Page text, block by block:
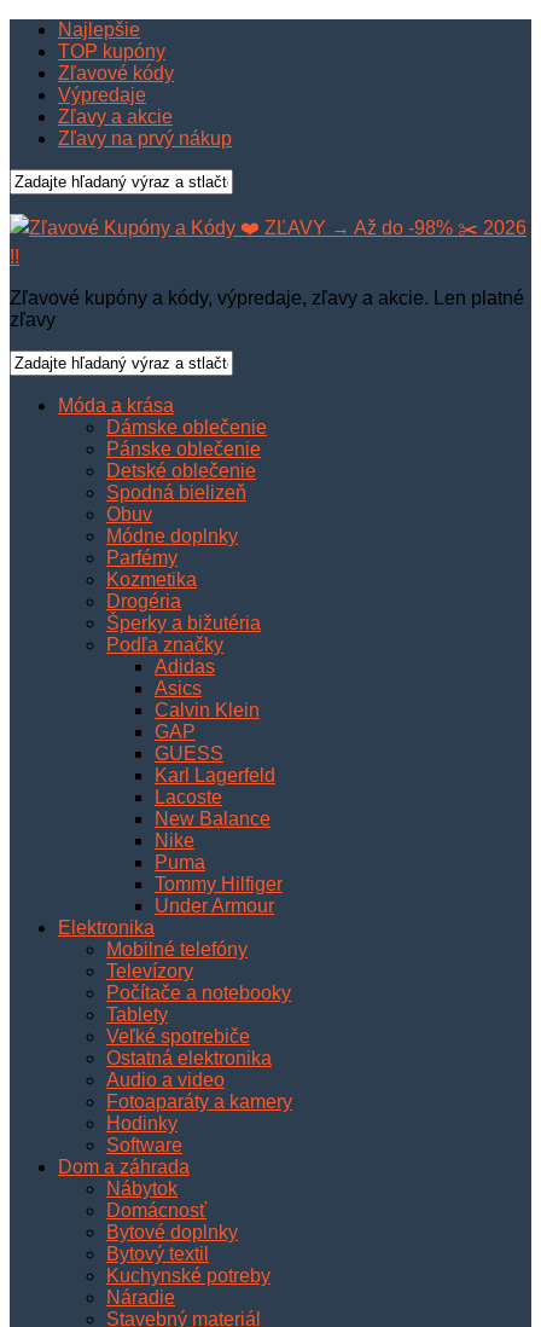
Najlepšie
TOP kupóny
Zľavové kódy
Výpredaje
Zľavy a akcie
Zľavy na prvý nákup
Zľavové kupóny a kódy, výpredaje, zľavy a akcie. Len platné
zľavy
Móda a krása
Dámske oblečenie
Pánske oblečenie
Detské oblečenie
Spodná bielizeň
Obuv
Módne doplnky
Parfémy
Kozmetika
Drogéria
Šperky a bižutéria
Podľa značky
Adidas
Asics
Calvin Klein
GAP
GUESS
Karl Lagerfeld
Lacoste
New Balance
Nike
Puma
Tommy Hilfiger
Under Armour
Elektronika
Mobilné telefóny
Televízory
Počítače a notebooky
Tablety
Veľké spotrebiče
Ostatná elektronika
Audio a video
Fotoaparáty a kamery
Hodinky
Software
Dom a záhrada
Nábytok
Domácnosť
Bytové doplnky
Bytový textil
Kuchynské potreby
Náradie
Stavebný materiál